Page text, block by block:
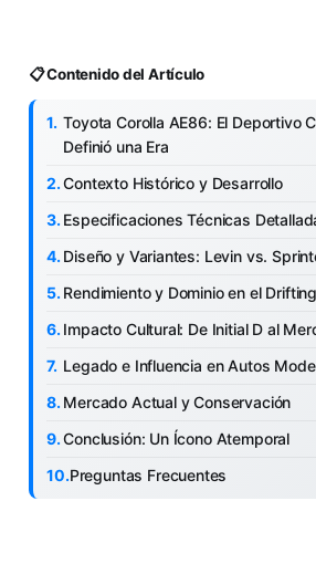
📋 Contenido del Artículo
Toyota Corolla AE86: El Deportivo
Definió una Era
Contexto Histórico y Desarrollo
Especificaciones Técnicas
Diseño y Variantes: Levin vs.
Rendimiento y Dominio en el Drifting
Impacto Cultural: De Initial D al
Legado e Influencia en Autos
Mercado Actual y Conservación
Conclusión: Un Ícono Atemporal
Preguntas Frecuentes